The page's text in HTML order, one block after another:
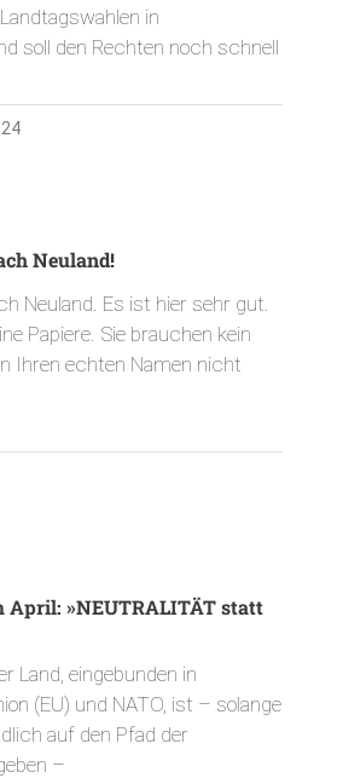
in
soll den Rechten noch schnell
Neuland!
Neuland. Es ist hier sehr gut.
Papiere. Sie brauchen kein
Ihren echten Namen nicht
April: »NEUTRALITÄT statt
Land, eingebunden in
(EU) und NATO, ist – solange
auf den Pfad der
–